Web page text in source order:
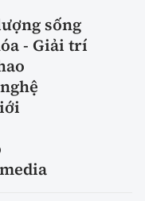
sống
- Giải trí